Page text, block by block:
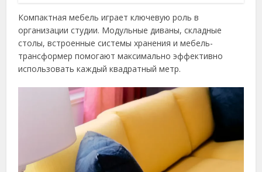
Компактная мебель играет ключевую роль в
организации студии. Модульные диваны, складные
столы, встроенные системы хранения и мебель-
трансформер помогают максимально эффективно
использовать каждый квадратный метр.